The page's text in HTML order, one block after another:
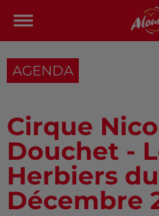
AGENDA
Cirque
Douchet -
Herbiers
Décembre